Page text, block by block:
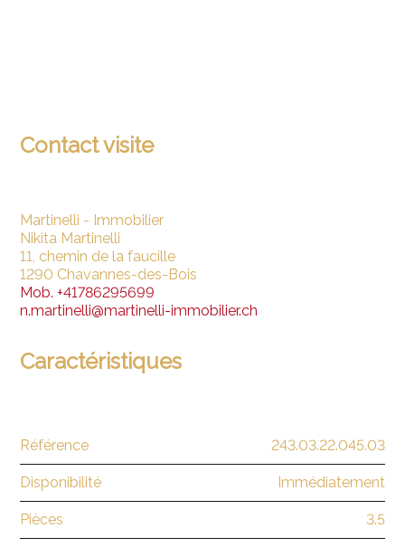
Contact visite
Martinelli - Immobilier
Nikita Martinelli
11, chemin de la faucille
1290 Chavannes-des-Bois
Mob.+41786295699
n.martinelli@martinelli-immobilier.ch
Caractéristiques
Référence 243.03.22.045.03
Disponibilité Immédiatement
Pièces 3.5